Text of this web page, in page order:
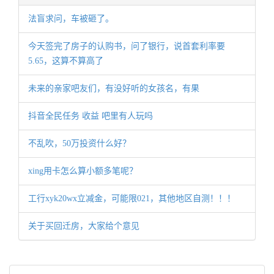
法盲求问，车被砸了。
今天签完了房子的认购书，问了银行，说首套利率要
5.65，这算不算高了
未来的亲家吧友们，有没好听的女孩名，有果
抖音全民任务 收益 吧里有人玩吗
不乱吹，50万投资什么好？
xing用卡怎么算小额多笔呢？
工行xyk20wx立减金，可能限021，其他地区自测！！！
关于买回迁房，大家给个意见